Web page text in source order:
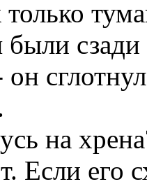
сзади
на
Если его